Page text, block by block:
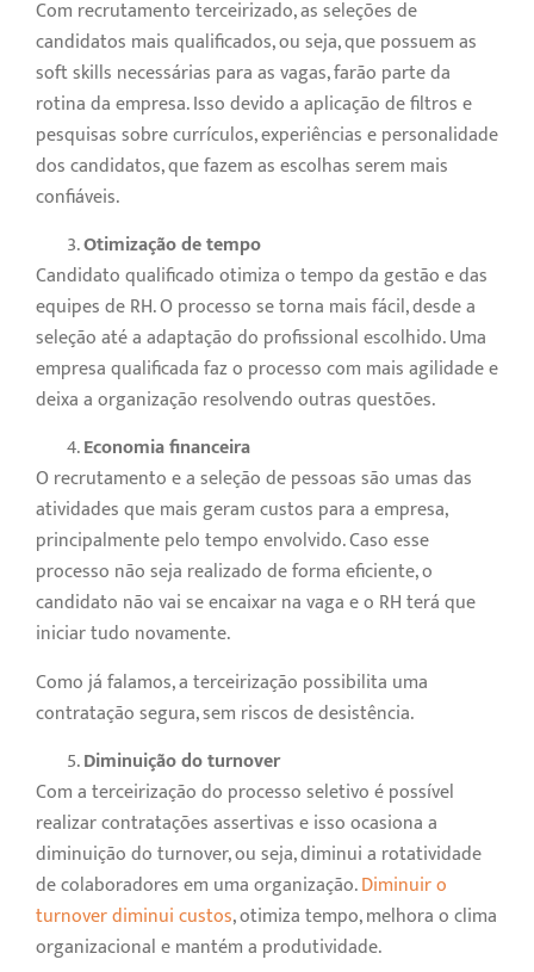
Com recrutamento terceirizado, as seleções de
candidatos mais qualificados, ou seja, que possuem as
soft skills necessárias para as vagas, farão parte da
rotina da empresa. Isso devido a aplicação de filtros e
pesquisas sobre currículos, experiências e personalidade
dos candidatos, que fazem as escolhas serem mais
confiáveis.
Otimização de tempo
Candidato qualificado otimiza o tempo da gestão e das
equipes de RH. O processo se torna mais fácil, desde a
seleção até a adaptação do profissional escolhido. Uma
empresa qualificada faz o processo com mais agilidade e
deixa a organização resolvendo outras questões.
Economia financeira
O recrutamento e a seleção de pessoas são umas das
atividades que mais geram custos para a empresa,
principalmente pelo tempo envolvido. Caso esse
processo não seja realizado de forma eficiente, o
candidato não vai se encaixar na vaga e o RH terá que
iniciar tudo novamente.
Como já falamos, a terceirização possibilita uma
contratação segura, sem riscos de desistência.
Diminuição do turnover
Com a terceirização do processo seletivo é possível
realizar contratações assertivas e isso ocasiona a
diminuição do turnover, ou seja, diminui a rotatividade
de colaboradores em uma organização.Diminuir o
turnover diminui custos, otimiza tempo, melhora o clima
organizacional e mantém a produtividade.